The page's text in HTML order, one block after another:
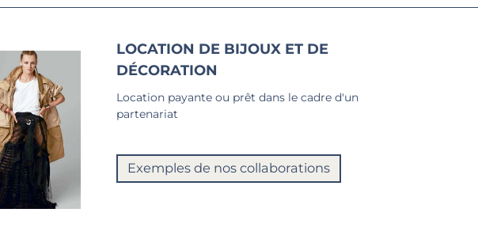
LOCATION DE BIJOUX ET DE
DÉCORATION
Location payante ou prêt dans le cadre d'un
partenariat
Exemples de nos collaborations